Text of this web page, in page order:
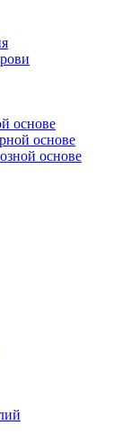
основе
основе
основе